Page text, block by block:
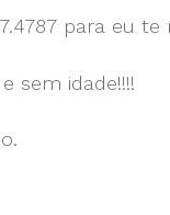
para eu te
sem idade!!!!